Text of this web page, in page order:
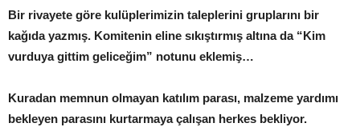
Bir rivayete göre kulüplerimizin taleplerini gruplarını bir
kağıda yazmış. Komitenin eline sıkıştırmış altına da “Kim
vurduya gittim geliceğim” notunu eklemiş…
Kuradan memnun olmayan katılım parası, malzeme yardımı
bekleyen parasını kurtarmaya çalışan herkes bekliyor.